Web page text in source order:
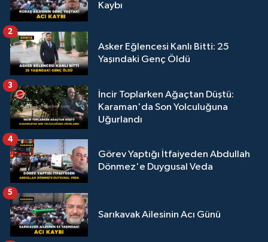
Kaybı
Asker Eğlencesi Kanlı Bitti: 25
Yaşındaki Genç Öldü
2
İncir Toplarken Ağaçtan Düştü:
Karaman'da Son Yolculuğuna
Uğurlandı
3
Görev Yaptığı İtfaiyeden Abdullah
Dönmez'e Duygusal Veda
4
Sarıkavak Ailesinin Acı Günü
5